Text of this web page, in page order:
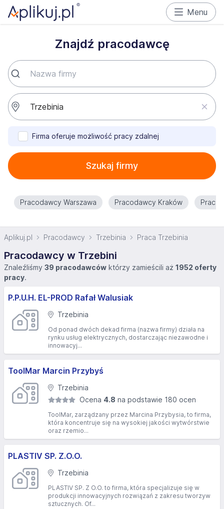
Menu
Znajdź pracodawcę
Firma oferuje możliwość pracy zdalnej
Szukaj firmy
Pracodawcy Warszawa Pracodawcy Kraków
Aplikuj.pl Pracodawcy Trzebinia Praca Trzebinia
Pracodawcy w Trzebini
Znaleźliśmy 39 pracodawców którzy zamieścili aż 1952 oferty
pracy.
P.P.U.H. EL-PROD Rafał Walusiak
Trzebinia
Od ponad dwóch dekad firma (nazwa firmy) działa na
rynku usług elektrycznych, dostarczając niezawodne i
innowacyj...
ToolMar Marcin Przybyś
Trzebinia
Ocena 4.8 na podstawie 180 ocen
ToolMar, zarządzany przez Marcina Przybysia, to firma,
która koncentruje się na wysokiej jakości wytwórstwie
oraz rzemio...
PLASTIV SP. Z.O.O.
Trzebinia
PLASTIV SP. Z O.O. to firma, która specjalizuje się w
produkcji innowacyjnych rozwiązań z zakresu tworzyw
sztucznych. Of...